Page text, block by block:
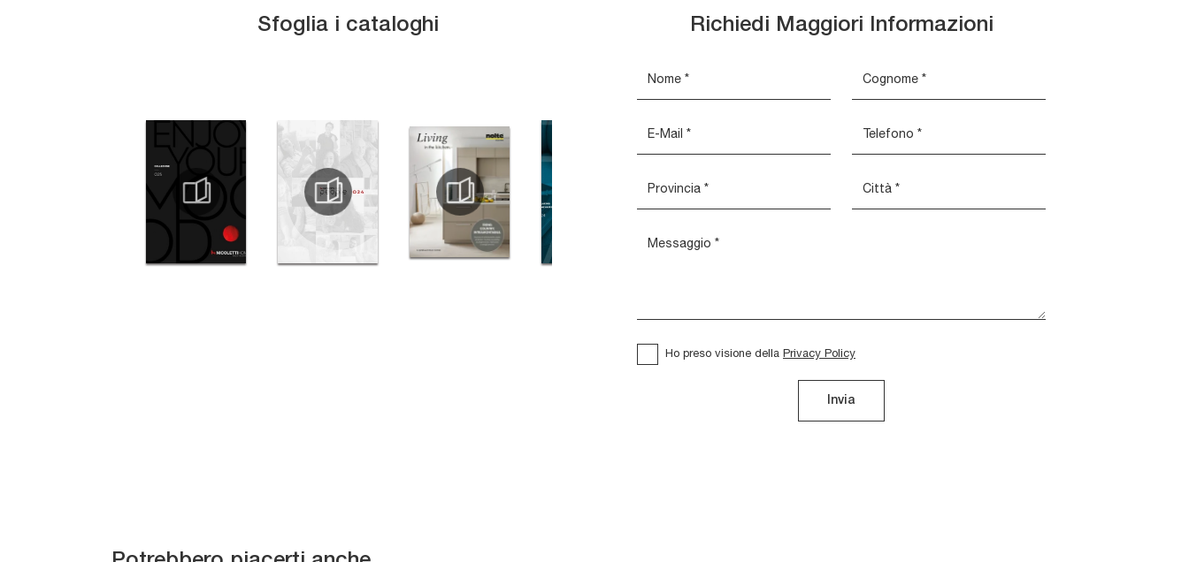
Sfoglia i cataloghi Richiedi Maggiori Informazioni
Ho preso visione della Privacy Policy
Invia
Capriccio